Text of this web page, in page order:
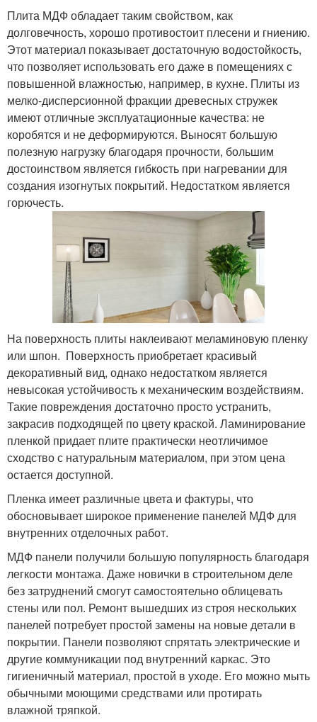
Плита МДФ обладает таким свойством, как
долговечность, хорошо противостоит плесени и гниению.
Этот материал показывает достаточную водостойкость,
что позволяет использовать его даже в помещениях с
повышенной влажностью, например, в кухне. Плиты из
мелко-дисперсионной фракции древесных стружек
имеют отличные эксплуатационные качества: не
коробятся и не деформируются. Выносят большую
полезную нагрузку благодаря прочности, большим
достоинством является гибкость при нагревании для
создания изогнутых покрытий. Недостатком является
горючесть.
На поверхность плиты наклеивают меламиновую пленку
или шпон. Поверхность приобретает красивый
декоративный вид, однако недостатком является
невысокая устойчивость к механическим воздействиям.
Такие повреждения достаточно просто устранить,
закрасив подходящей по цвету краской. Ламинирование
пленкой придает плите практически неотличимое
сходство с натуральным материалом, при этом цена
остается доступной.
Пленка имеет различные цвета и фактуры, что
обосновывает широкое применение панелей МДФ для
внутренних отделочных работ.
МДФ панели получили большую популярность благодаря
легкости монтажа. Даже новички в строительном деле
без затруднений смогут самостоятельно облицевать
стены или пол. Ремонт вышедших из строя нескольких
панелей потребует простой замены на новые детали в
покрытии. Панели позволяют спрятать электрические и
другие коммуникации под внутренний каркас. Это
гигиеничный материал, простой в уходе. Его можно мыть
обычными моющими средствами или протирать
влажной тряпкой.